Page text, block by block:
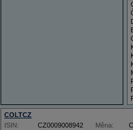
COLTCZ
ISIN: CZ0009008942 Měna: